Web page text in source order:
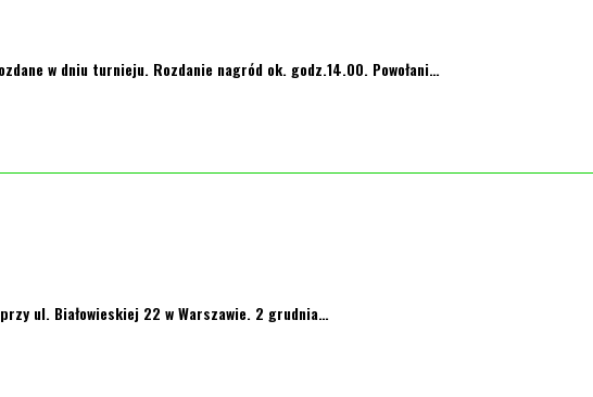
w dniu turnieju. Rozdanie nagród ok. godz.14.00. Powołani…
ul. Białowieskiej 22 w Warszawie. 2 grudnia…